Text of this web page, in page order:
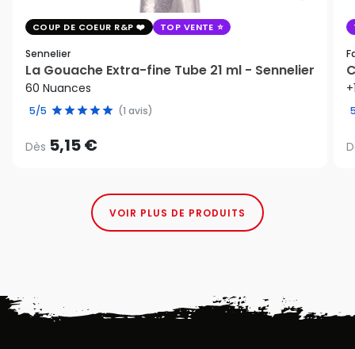
COUP DE COEUR R&P TOP VENTE
Sennelier
La Gouache Extra-fine Tube 21 ml - Sennelier
60 Nuances
5/5 (1 avis)
Dès 5,15 €
VOIR PLUS DE PRODUITS